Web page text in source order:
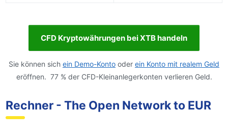
CFD Kryptowährungen bei XTB handeln
Sie können sich ein Demo-Konto oder ein Konto mit realem Geld
eröffnen. 77 % der CFD-Kleinanlegerkonten verlieren Geld.
Rechner - The Open Network to EUR